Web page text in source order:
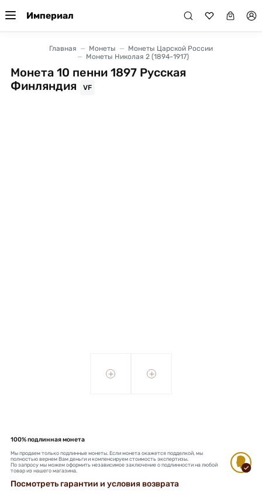
Империал
Главная Монеты
Монеты Царской России
Монеты Николая 2 (1894-1917)
Монета 10 пенни 1897 Русская
Финляндия
VF
+ +
100% подлинная монета
Мы продаем только подлинные монеты. Если монета окажется подделкой, мы
полностью вернем Вам деньги и компенсируем стоимость экспертизы.
По запросу мы можем оформить независимое заключение о подлинности на любой
товар из нашего магазина.
Посмотреть гарантии и условия возврата